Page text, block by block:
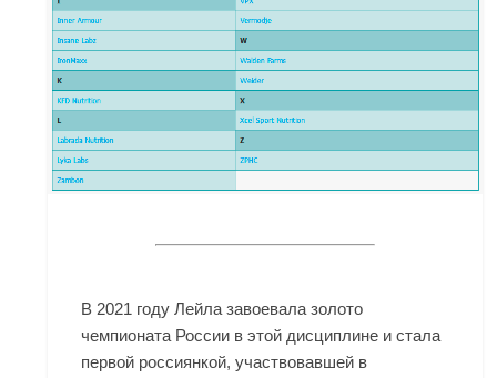
В 2021 году Лейла завоевала золото
чемпионата России в этой дисциплине и стала
первой россиянкой, участвовавшей в